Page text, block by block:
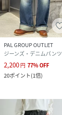
PAL GROUP OUTLET
ジーンズ・デニムパンツ
2,200円 77%OFF
20ポイント(1倍)